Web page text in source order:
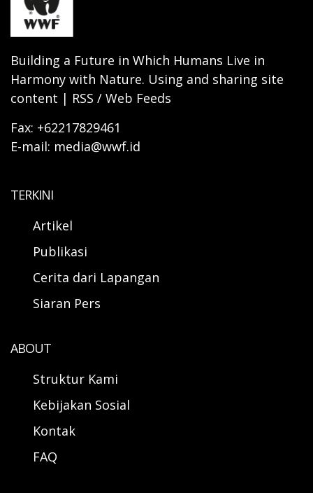
Building a Future in Which Humans Live in
Harmony with Nature. Using and sharing site
content | RSS / Web Feeds
Fax: +62217829461
E-mail: media@wwf.id
TERKINI
Artikel
Publikasi
Cerita dari Lapangan
Siaran Pers
ABOUT
Struktur Kami
Kebijakan Sosial
Kontak
FAQ